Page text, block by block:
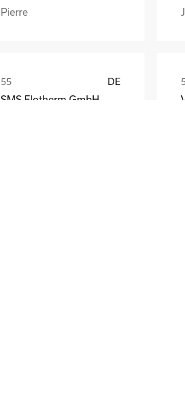
Pierre
DE
SMS Elotherm GmbH